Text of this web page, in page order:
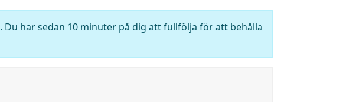
. Du har sedan 10 minuter på dig att fullfölja för att behålla